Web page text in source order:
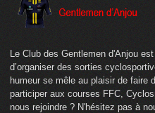
Le Club des Gentlemen d'Anjou
d’organiser des sorties
humeur se mêle au plaisir de faire
participer aux courses FFC,
nous rejoindre ? N'hésitez pas à